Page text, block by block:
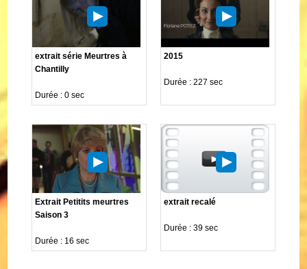
extrait série Meurtres à
Chantilly
Durée : 0 sec
2015
Durée : 227 sec
Extrait Petitits meurtres
Saison 3
Durée : 16 sec
extrait recalé
Durée : 39 sec